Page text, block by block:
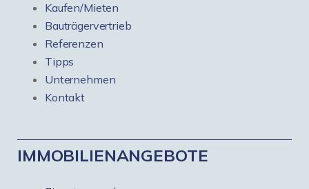
Kaufen/Mieten
Bauträgervertrieb
Referenzen
Tipps
Unternehmen
Kontakt
IMMOBILIENANGEBOTE